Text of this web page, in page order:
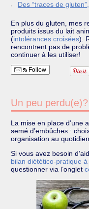
Des “traces de
En plus du gluten, mes
produits issus du lait
(intolérances croisées).
rencontrent pas de
continuer à les utiliser!
Follow
Un peu perdu(e)?
La mise en place d’une
semé d’embûches :
organisation au
Si vous avez besoin
bilan diétético-pratique à
questionner via l’onglet